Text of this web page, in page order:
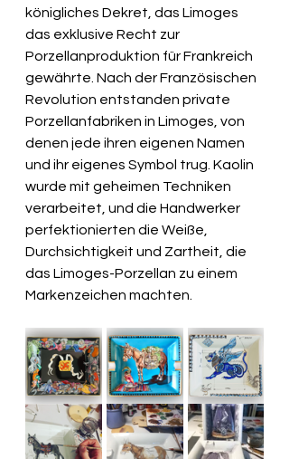
königliches Dekret, das Limoges
das exklusive Recht zur
Porzellanproduktion für Frankreich
gewährte. Nach der Französischen
Revolution entstanden private
Porzellanfabriken in Limoges, von
denen jede ihren eigenen Namen
und ihr eigenes Symbol trug. Kaolin
wurde mit geheimen Techniken
verarbeitet, und die Handwerker
perfektionierten die Weiße,
Durchsichtigkeit und Zartheit, die
das Limoges-Porzellan zu einem
Markenzeichen machten.